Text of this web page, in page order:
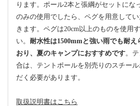
ります。ポール2本と張綱がセットにな
のみの使用でしたら、ペグを用意して
きます。ペグは20cm以上のものを使用
い。 耐水性は1500mmと強い雨でも耐え
おり、夏のキャンプにおすすめです。
合は、テントポールを別売りのスチー
だく必要があります。
取扱説明書はこちら